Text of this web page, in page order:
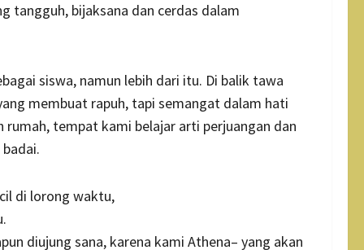
tangguh, bijaksana dan cerdas dalam
siswa, namun lebih dari itu. Di balik tawa
membuat rapuh, tapi semangat dalam hati
tempat kami belajar arti perjuangan dan
di lorong waktu,
diujung sana, karena kami Athena– yang akan